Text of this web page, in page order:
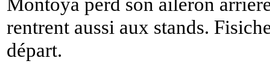
rentrent aussi aux stands.
départ.